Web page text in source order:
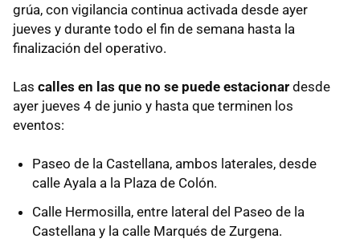
grúa, con vigilancia continua activada desde ayer
jueves y durante todo el fin de semana hasta la
finalización del operativo.
Las calles en las que no se puede estacionar desde
ayer jueves 4 de junio y hasta que terminen los
eventos:
Paseo de la Castellana, ambos laterales, desde
calle Ayala a la Plaza de Colón.
Calle Hermosilla, entre lateral del Paseo de la
Castellana y la calle Marqués de Zurgena.